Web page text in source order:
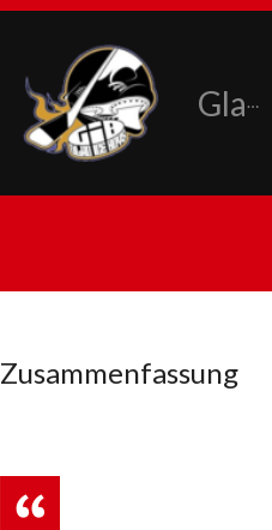
Glad Ice Boys
Zusammenfassung